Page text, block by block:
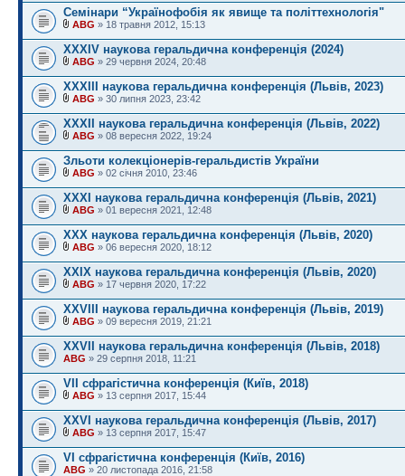
Семінари “Українофобія як явище та політтехнологія"
ABG » 18 травня 2012, 15:13
ХХXІV наукова геральдична конференція (2024)
ABG » 29 червня 2024, 20:48
XXХІІІ наукова геральдична конференція (Львів, 2023)
ABG » 30 липня 2023, 23:42
XXХІІ наукова геральдична конференція (Львів, 2022)
ABG » 08 вересня 2022, 19:24
Зльоти колекціонерів-геральдистів України
ABG » 02 січня 2010, 23:46
XXХІ наукова геральдична конференція (Львів, 2021)
ABG » 01 вересня 2021, 12:48
XXХ наукова геральдична конференція (Львів, 2020)
ABG » 06 вересня 2020, 18:12
XXІХ наукова геральдична конференція (Львів, 2020)
ABG » 17 червня 2020, 17:22
XXVІІІ наукова геральдична конференція (Львів, 2019)
ABG » 09 вересня 2019, 21:21
XXVІІ наукова геральдична конференція (Львів, 2018)
ABG » 29 серпня 2018, 11:21
VІІ сфрагістична конференція (Київ, 2018)
ABG » 13 серпня 2017, 15:44
XXVІ наукова геральдична конференція (Львів, 2017)
ABG » 13 серпня 2017, 15:47
VІ сфрагістична конференція (Київ, 2016)
ABG » 20 листопада 2016, 21:58